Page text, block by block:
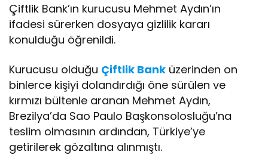
Çiftlik Bank’ın kurucusu Mehmet Aydın’ın
ifadesi sürerken dosyaya gizlilik kararı
konulduğu öğrenildi.
Kurucusu olduğu Çiftlik Bank üzerinden on
binlerce kişiyi dolandırdığı öne sürülen ve
kırmızı bültenle aranan Mehmet Aydın,
Brezilya’da Sao Paulo Başkonsolosluğu’na
teslim olmasının ardından, Türkiye’ye
getirilerek gözaltına alınmıştı.